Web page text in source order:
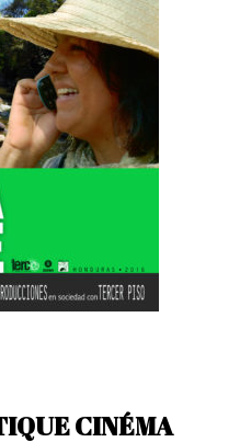
CINÉMA